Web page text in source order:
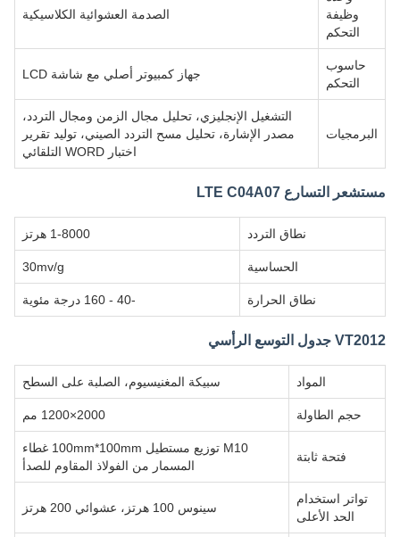
وظيفة
التحكم
الصدمة العشوائية الكلاسيكية
حاسوب
التحكم
جهاز كمبيوتر أصلي مع شاشة LCD
البرمجيات
التشغيل الإنجليزي، تحليل مجال الزمن ومجال التردد،
مصدر الإشارة، تحليل مسح التردد الصيني، توليد تقرير
اختبار WORD التلقائي
مستشعر التسارع LTE C04A07
نطاق التردد 1-8000 هرتز
الحساسية 30mv/g
نطاق الحرارة
VT2012 جدول التوسع الرأسي
المواد سبيكة المغنيسيوم، الصلبة على السطح
حجم الطاولة 2000×1200 مم
فتحة ثابتة
M10 توزيع مستطيل 100mm*100mm غطاء
المسمار من الفولاذ المقاوم للصدأ
تواتر استخدام
الحد الأعلى
سينوس 100 هرتز، عشوائي 200 هرتز